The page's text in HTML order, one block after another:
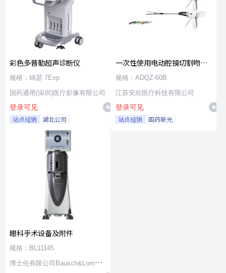
彩色多普勒超声诊断仪
规格：锦瑟 7Exp
国药通用(深圳)医疗影像有限公司
登录可见
站点经销 湖北公司
一次性使用电动腔镜切割吻合
器及组件
规格：ADQZ-60B
江苏安欣医疗科技有限公司
登录可见
站点经销 国药新光
眼科手术设备及附件
规格：BL11145
博士伦有限公司Bausch&Lomb